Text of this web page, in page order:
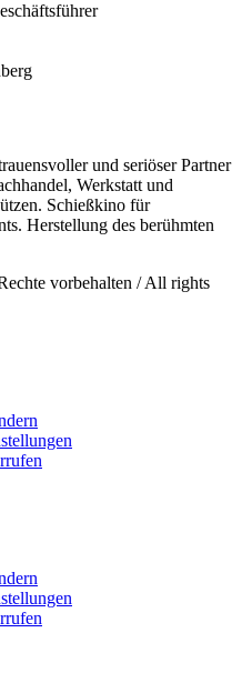
und seriöser Partner
Werkstatt und
Schießkino für
Herstellung des berühmten
vorbehalten / All rights